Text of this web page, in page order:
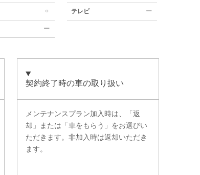
○ テレビ ー
ー
契約終了時の車の取り扱い
メンテナンスプラン加入時は、「返
却」または「車をもらう」をお選びい
ただきます。非加入時は返却いただき
ます。